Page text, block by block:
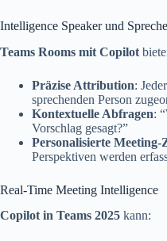
Intelligence Speaker und
Teams Rooms mit Copilot
Präzise Attribution:
sprechenden Person
Kontextuelle Abfragen:
Vorschlag gesagt?”
Personalisierte Meeting-
Perspektiven werden
Real-Time Meeting Intelligence
Copilot in Teams 2025 kann: